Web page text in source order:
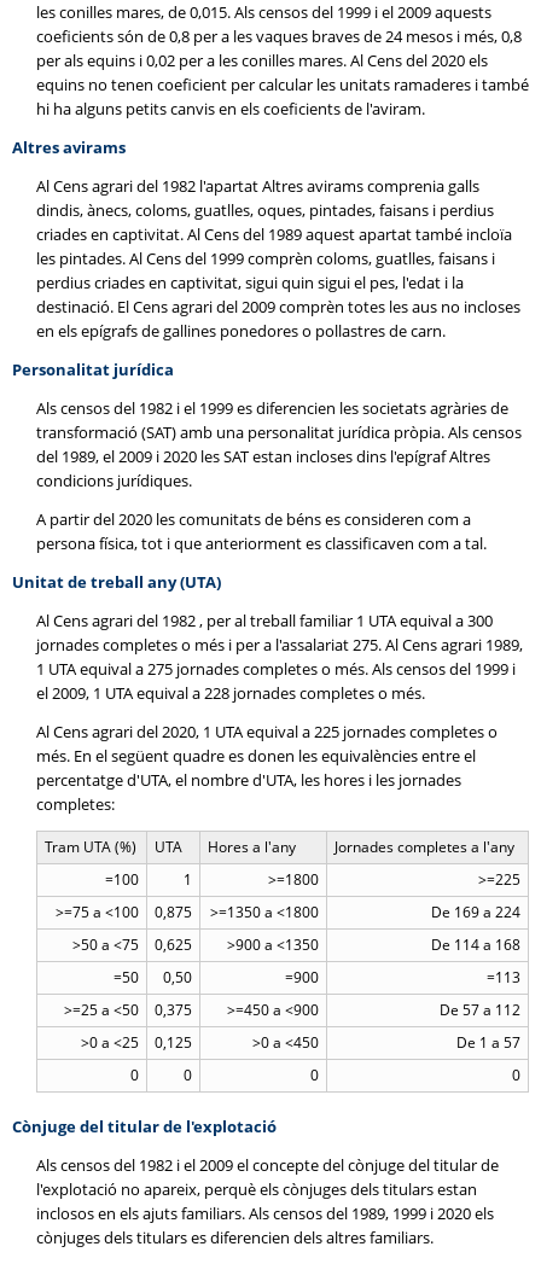
les conilles mares, de 0,015. Als censos del 1999 i el 2009 aquests
coeficients són de 0,8 per a les vaques braves de 24 mesos i més, 0,8
per als equins i 0,02 per a les conilles mares. Al Cens del 2020 els
equins no tenen coeficient per calcular les unitats ramaderes i també
hi ha alguns petits canvis en els coeficients de l'aviram.
Altres avirams
Al Cens agrari del 1982 l'apartat Altres avirams comprenia galls
dindis, ànecs, coloms, guatlles, oques, pintades, faisans i perdius
criades en captivitat. Al Cens del 1989 aquest apartat també incloïa
les pintades. Al Cens del 1999 comprèn coloms, guatlles, faisans i
perdius criades en captivitat, sigui quin sigui el pes, l'edat i la
destinació. El Cens agrari del 2009 comprèn totes les aus no incloses
en els epígrafs de gallines ponedores o pollastres de carn.
Personalitat jurídica
Als censos del 1982 i el 1999 es diferencien les societats agràries de
transformació (SAT) amb una personalitat jurídica pròpia. Als censos
del 1989, el 2009 i 2020 les SAT estan incloses dins l'epígraf Altres
condicions jurídiques.
A partir del 2020 les comunitats de béns es consideren com a
persona física, tot i que anteriorment es classificaven com a tal.
Unitat de treball any (UTA)
Al Cens agrari del 1982 , per al treball familiar 1 UTA equival a 300
jornades completes o més i per a l'assalariat 275. Al Cens agrari 1989,
1 UTA equival a 275 jornades completes o més. Als censos del 1999 i
el 2009, 1 UTA equival a 228 jornades completes o més.
Al Cens agrari del 2020, 1 UTA equival a 225 jornades completes o
més. En el següent quadre es donen les equivalències entre el
percentatge d'UTA, el nombre d'UTA, les hores i les jornades
completes:
Tram UTA (%) UTA Hores a l'any
Jornades completes a l'any
=100
1 >=1800
>=225
>=75 a <100
0,875 >=1350 a <1800
De 169 a 224
>50 a <75
0,625 >900 a <1350
De 114 a 168
=50
0,50 =900
=113
>=25 a <50
0,375 >=450 a <900
De 57 a 112
>0 a <25
0,125 >0 a <450
De 1 a 57
0
0 0 0
Cònjuge del titular de l'explotació
Als censos del 1982 i el 2009 el concepte del cònjuge del titular de
l'explotació no apareix, perquè els cònjuges dels titulars estan
inclosos en els ajuts familiars. Als censos del 1989, 1999 i 2020 els
cònjuges dels titulars es diferencien dels altres familiars.